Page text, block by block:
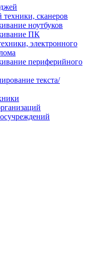
техники, сканеров
ноутбуков
ПК
электронного
периферийного
текста/